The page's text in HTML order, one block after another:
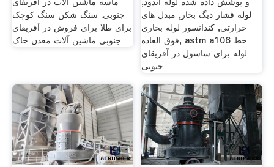
جنوبی. سنگ شکن سنگ کوچک
برای طلا برای فروش در آفریقای
جنوبی ماشین آلات معدن خاک
لوله فشار دیگ بخار, مبدل های
حرارتی, کندانسور لوله بخاری
فوق العاده, astm a106 خط
لوله برای ساسول در آفریقای
جنوبی